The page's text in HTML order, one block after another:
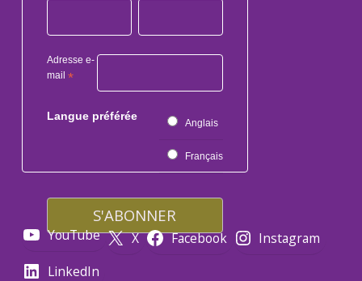
Adresse e-
mail *
Langue préférée
Anglais
Français
YouTube X Facebook
Instagram
LinkedIn